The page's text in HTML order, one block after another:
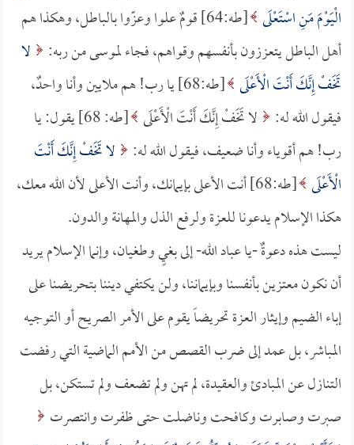
الْيَوْمَ مَنِ اسْتَعْلَى
[طه:64] قومٌ علوا وعزّوا بالباطل، وهكذا هم
أهل الباطل يتعززون بأنفسهم وقواهم، فجاء لموسى من ربه:
لا
تَخَفْ إِنَّكَ أَنْتَ الْأَعْلَى
[طه:68] يا رب! هم ملايين وأنا واحدٌ،
فيقول الله له:
لا تَخَفْ إِنَّكَ أَنْتَ الْأَعْلَى
[طه: 68] يقول: يا
رب! هم أقوياء وأنا ضعيف، فيقول الله له:
لا تَخَفْ إِنَّكَ أَنْتَ
الْأَعْلَى
[طه:68] أنت الأعلى بإيمانك، وأنت الأعلى لأن الله معك،
هكذا الإسلام يدعونا للعزة ولرفع الذل والمهانة والدون.
ليست هذه دعوةٌ -يا عباد الله- إلى بغيٍ وطغيان، وإنما الإسلام يريد
أن نكون معتزين بأنفسنا وبإيماننا، ولن يكتفي ديننا بتحريضنا على
إباء الضيم وإيثار العزة تحريضاً يقوم على الأمر الصريح أو التوجيه
المباشر، بل عمد إلى ضرب القصص من الأمم الماضية التي رفضت
التنازل عن المبادئ والعقيدة، لم تهن ولم تضعف ولم تستكن، بل
صبرت وصابرت وكافحت وناضلت حتى ظفرت وانتصرت